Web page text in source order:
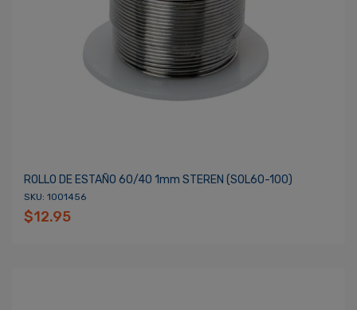
ROLLO DE ESTAÑO 60/40 1mm STEREN (SOL60-100)
SKU: 1001456
$12.95